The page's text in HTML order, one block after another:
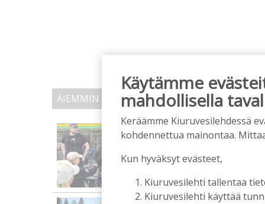
AIEMMIN AIHEESTA
Vanhat rakennukset
Hanna Soini 5.8.2026
Käytämme
mahdollisella
Keräämme Kiuruvesilehdessä
kohdennettua mainontaa.
Kun hyväksyt evästeet,
Kiuruvesilehti tallentaa
Kiuruvesilehti käyttää